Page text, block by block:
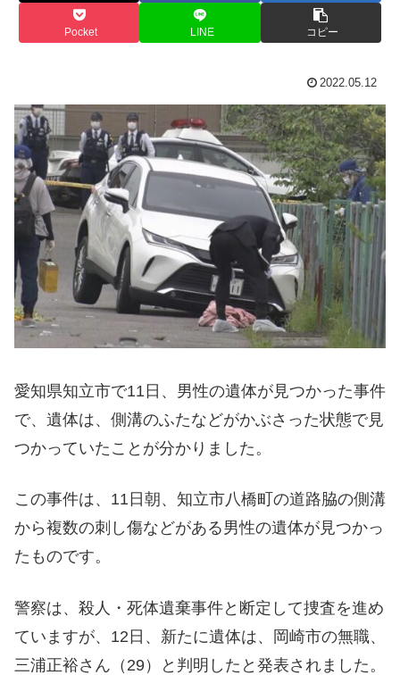
Pocket LINE コピー
2022.05.12
愛知県知立市で11日、男性の遺体が見つかった事件
で、遺体は、側溝のふたなどがかぶさった状態で見
つかっていたことが分かりました。
この事件は、11日朝、知立市八橋町の道路脇の側溝
から複数の刺し傷などがある男性の遺体が見つかっ
たものです。
警察は、殺人・死体遺棄事件と断定して捜査を進め
ていますが、12日、新たに遺体は、岡崎市の無職、
三浦正裕さん（29）と判明したと発表されました。